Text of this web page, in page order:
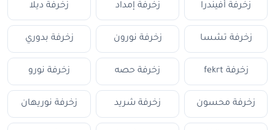
زخرفة أفيندرا زخرفة إمداد زخرفة ديلا
زخرفة تشسا زخرفة نورون زخرفة بدوري
زخرفة fekrt زخرفة حصه زخرفة نورو
زخرفة محسون زخرفة شريد زخرفة نوريهان